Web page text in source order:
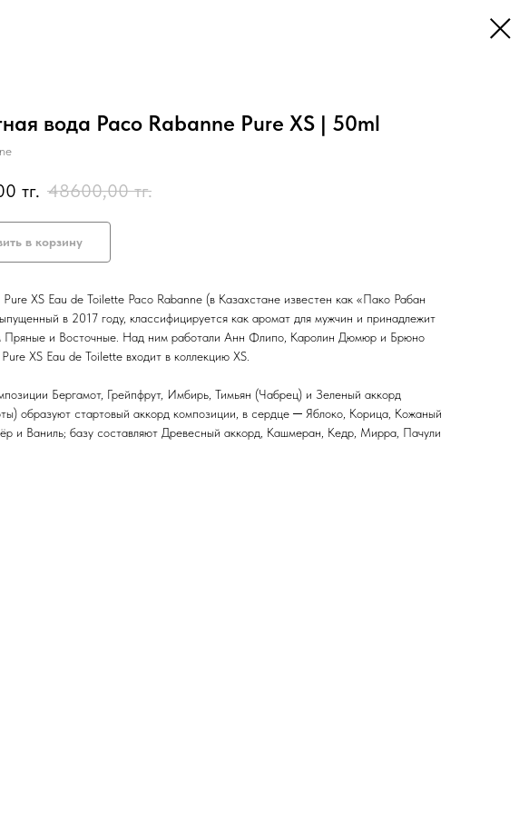
вода Paco Rabanne Pure XS | 50ml
тг. 48600,00 тг.
в корзину
Pure XS Eau de Toilette Paco Rabanne (в Казахстане известен как «Пако Рабан
в 2017 году, классифицируется как аромат для мужчин и принадлежит
Пряные и Восточные. Над ним работали Анн Флипо, Каролин Дюмюр и Брюно
XS Eau de Toilette входит в коллекцию XS.
Бергамот, Грейпфрут, Имбирь, Тимьян (Чабрец) и Зеленый аккорд
образуют стартовый аккорд композиции, в сердце ─ Яблоко, Корица, Кожаный
и Ваниль; базу составляют Древесный аккорд, Кашмеран, Кедр, Мирра, Пачули